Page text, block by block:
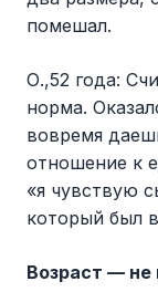
помешал.
О.,52 года:
норма.
вовремя
отношение к
«я чувствую
который был
Возраст — не